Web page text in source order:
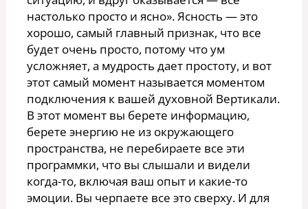
настолько просто и ясно». Ясность — это
хорошо, самый главный признак, что все
будет очень просто, потому что ум
усложняет, а мудрость дает простоту, и вот
этот самый момент называется моментом
подключения к вашей духовной Вертикали.
В этот момент вы берете информацию,
берете энергию не из окружающего
пространства, не перебираете все эти
программки, что вы слышали и видели
когда-то, включая ваш опыт и какие-то
эмоции. Вы черпаете все это сверху. И для